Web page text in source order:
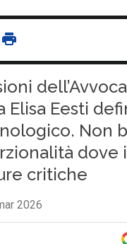
Elisa Eesti
Non
dove
critiche
2026